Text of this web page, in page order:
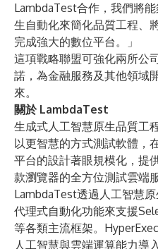
LambdaTest合作，我們將
生自動化來簡化品質工程、
完成強大的數位平台。」
這項戰略聯盟可強化兩所公
諾，為金融服務及其他領域
來。
關於 LambdaTest
生成式人工智慧原生品質工
以更智慧的方式測試軟體，
平台的設計著眼規模化，提
款瀏覽器的全方位測試雲端服
LambdaTest透過人工智慧
代理式自動化功能來支援
等各類主流框架。
人工智慧與雲端運算能力導